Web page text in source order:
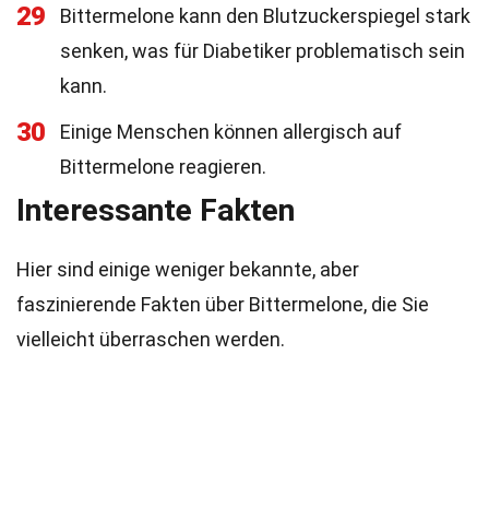
29
Bittermelone kann den Blutzuckerspiegel stark
senken, was für Diabetiker problematisch sein
kann.
30
Einige Menschen können allergisch auf
Bittermelone reagieren.
Interessante Fakten
Hier sind einige weniger bekannte, aber
faszinierende Fakten über Bittermelone, die Sie
vielleicht überraschen werden.